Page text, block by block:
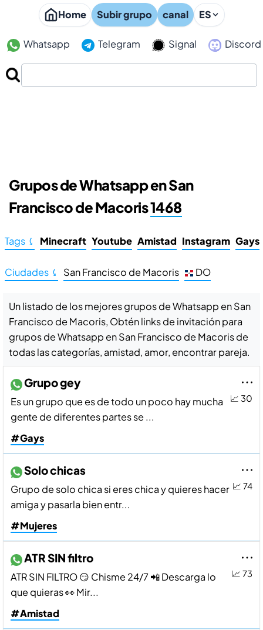
Home Subir grupo canal ES
Whatsapp Telegram Signal Discord
Grupos de Whatsapp en San
Francisco de Macoris1468
Tags ⤹ Minecraft Youtube Amistad Instagram Gays
Ciudades ⤹ San Francisco de Macoris DO
Un listado de los mejores grupos de Whatsapp en San
Francisco de Macoris, Obtén links de invitación para
grupos de Whatsapp en San Francisco de Macoris de
todas las categorías, amistad, amor, encontrar pareja.
📈 30
Grupo gey
Es un grupo que es de todo un poco hay mucha
gente de diferentes partes se ...
#Gays
📈 74
Solo chicas
Grupo de solo chica si eres chica y quieres hacer
amiga y pasarla bien entr...
#Mujeres
📈 73
ATR SIN filtro
ATR SIN FILTRO 😏 Chisme 24/7 📲 Descarga lo
que quieras 👀 Mir...
#Amistad